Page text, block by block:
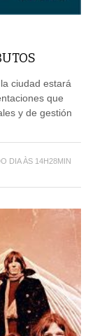
ciudad estará
que
y de gestión
DIA ÀS 14H28MIN